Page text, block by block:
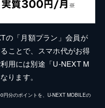
の「月額プラン」会員が
ことで、スマホ代がお得
用には別途「U-NEXT M
ります。
円分のポイントを、U-NEXT MOBILEの